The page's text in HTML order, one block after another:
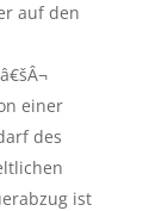
auf den
einer
des
ist